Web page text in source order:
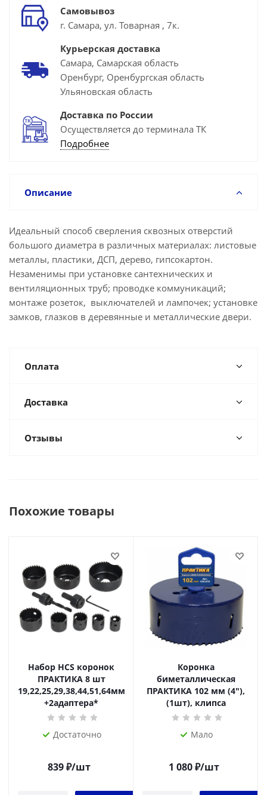
Самовывоз
г. Самара, ул. Товарная , 7к.
Курьерская доставка
Самара, Самарская область
Оренбург, Оренбургская область
Ульяновская область
Доставка по России
Осуществляется до терминала ТК
Подробнее
Описание
Идеальный способ сверления сквозных отверстий
большого диаметра в различных материалах: листовые
металлы, пластики, ДСП, дерево, гипсокартон.
Незаменимы при установке сантехнических и
вентиляционных труб; проводке коммуникаций;
монтаже розеток, выключателей и лампочек; установке
замков, глазков в деревянные и металлические двери.
Оплата
Доставка
Отзывы
Похожие товары
Набор HCS коронок
ПРАКТИКА 8 шт
19,22,25,29,38,44,51,64мм
+2адаптера*
Достаточно
839₽/шт
Коронка
биметаллическая
ПРАКТИКА 102 мм (4"),
(1шт), клипса
Мало
1 080₽/шт